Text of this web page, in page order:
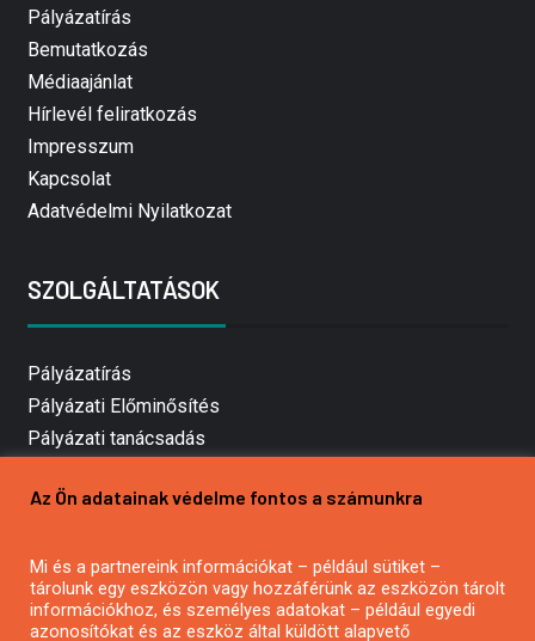
Pályázatírás
Bemutatkozás
Médiaajánlat
Hírlevél feliratkozás
Impresszum
Kapcsolat
Adatvédelmi Nyilatkozat
SZOLGÁLTATÁSOK
Pályázatírás
Pályázati Előminősítés
Pályázati tanácsadás
Mezőgazdasági pályázatírás
Pályázatírás civil szervezeteknek
Pályázatírás önkormányzatoknak
Pályázatfigyelés
Az Ön adatainak védelme fontos a számunkra
Mi és a partnereink információkat – például sütiket –
tárolunk egy eszközön vagy hozzáférünk az eszközön tárolt
információkhoz, és személyes adatokat – például egyedi
azonosítókat és az eszköz által küldött alapvető